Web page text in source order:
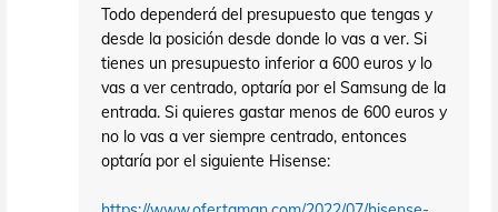
Todo dependerá del presupuesto que tengas y
desde la posición desde donde lo vas a ver. Si
tienes un presupuesto inferior a 600 euros y lo
vas a ver centrado, optaría por el Samsung de la
entrada. Si quieres gastar menos de 600 euros y
no lo vas a ver siempre centrado, entonces
optaría por el siguiente Hisense: